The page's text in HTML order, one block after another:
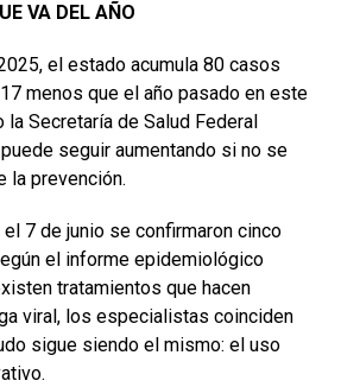
VA DEL AÑO
el estado acumula 80 casos
menos que el año pasado en este
Secretaría de Salud Federal
seguir aumentando si no se
la prevención.
7 de junio se confirmaron cinco
el informe epidemiológico
tratamientos que hacen
viral, los especialistas coinciden
sigue siendo el mismo: el uso